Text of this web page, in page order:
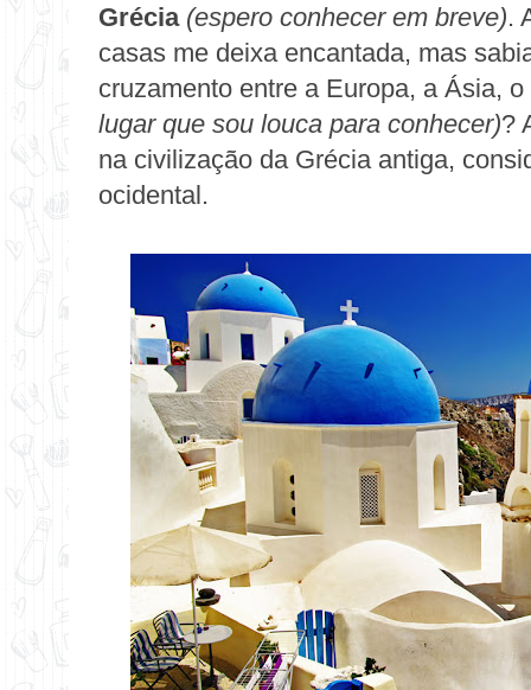
Grécia (espero conhecer em breve).
casas me deixa encantada, mas
cruzamento entre a Europa, a Ásia,
lugar que sou louca para conhecer)?
na civilização da Grécia antiga,
ocidental.